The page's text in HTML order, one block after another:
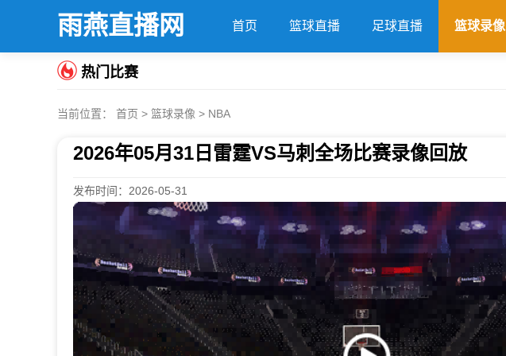
雨燕直播网 首页 篮球直播 足球直播 篮球录像
热门比赛
当前位置： 首页 > 篮球录像 > NBA
2026年05月31日雷霆VS马刺全场比赛录像回放
发布时间：2026-05-31